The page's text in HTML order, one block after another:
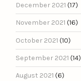
December 2021 (17)
November 2021 (16)
October 2021 (10)
September 2021 (14)
August 2021 (6)